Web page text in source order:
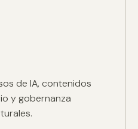
de IA, contenidos
y gobernanza